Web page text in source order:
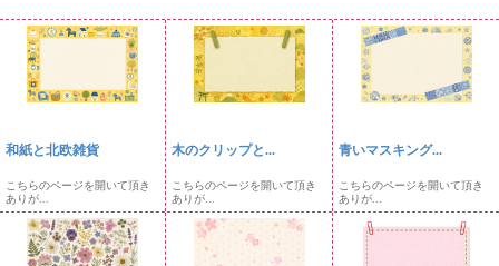
和紙と北欧雑貨
こちらのページを開いて頂き
ありが...
木のクリップと...
こちらのページを開いて頂き
ありが...
青いマスキング...
こちらのページを開いて頂き
ありが...